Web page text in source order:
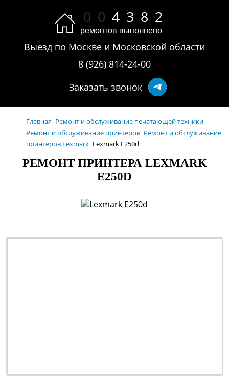
0 0 4 3 8 2
ремонтов выполнено
Выезд по Москве и Московской области
8 (926) 814-24-00
Заказать звонок
Главная Ремонт и обслуживание печатающей техники
Ремонт и обслуживание принтеров Ремонт и обслуживание
принтеров Lexmark Lexmark E250d
РЕМОНТ ПРИНТЕРА LEXMARK
E250D